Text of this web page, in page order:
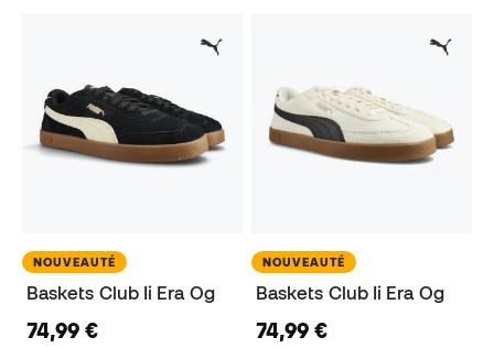
NOUVEAUTÉ
Baskets Club Ii Era Og
74,99 €
NOUVEAUTÉ
Baskets Club Ii Era Og
74,99 €